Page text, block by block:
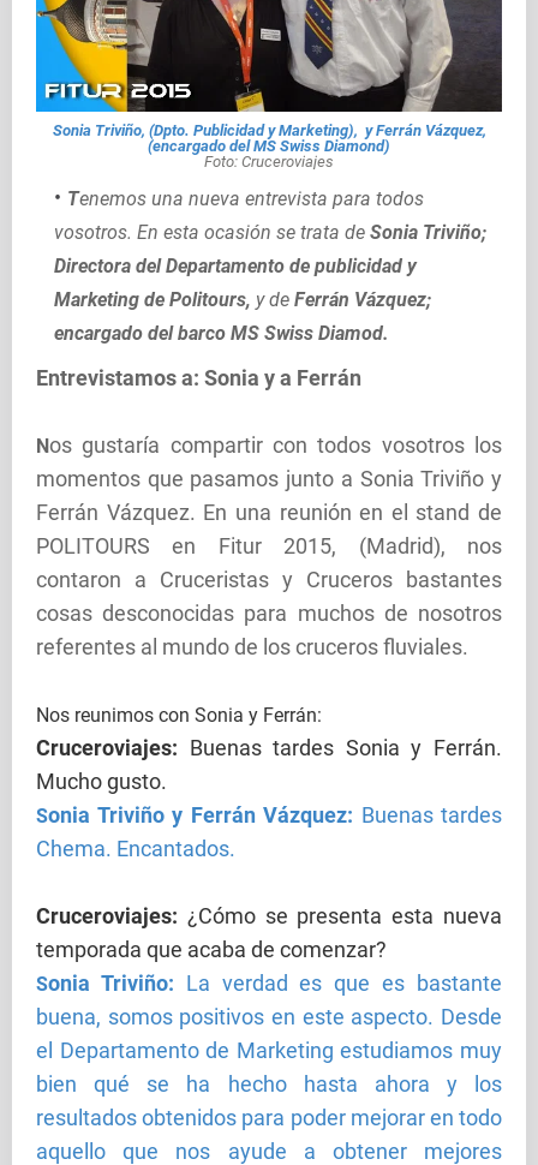
Sonia Triviño, (Dpto. Publicidad y Marketing), y Ferrán Vázquez,
(encargado del MS Swiss Diamond)
Foto: Cruceroviajes
Tenemos una nueva entrevista para todos
vosotros. En esta ocasión se trata de Sonia Triviño;
Directora del Departamento de publicidad y
Marketing de Politours, y de Ferrán Vázquez;
encargado del barco MS Swiss Diamod.
Entrevistamos a: Sonia y a Ferrán
Nos gustaría compartir con todos vosotros los
momentos que pasamos junto a Sonia Triviño y
Ferrán Vázquez. En una reunión en el stand de
POLITOURS en Fitur 2015, (Madrid), nos
contaron a Cruceristas y Cruceros bastantes
cosas desconocidas para muchos de nosotros
referentes al mundo de los cruceros fluviales.
Nos reunimos con Sonia y Ferrán:
Cruceroviajes: Buenas tardes Sonia y Ferrán.
Mucho gusto.
Sonia Triviño y Ferrán Vázquez: Buenas tardes
Chema. Encantados.
Cruceroviajes: ¿Cómo se presenta esta nueva
temporada que acaba de comenzar?
Sonia Triviño: La verdad es que es bastante
buena, somos positivos en este aspecto. Desde
el Departamento de Marketing estudiamos muy
bien qué se ha hecho hasta ahora y los
resultados obtenidos para poder mejorar en todo
aquello que nos ayude a obtener mejores